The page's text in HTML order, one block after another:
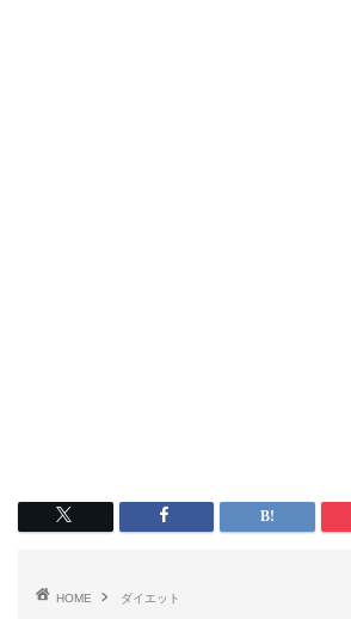
HOME ダイエット